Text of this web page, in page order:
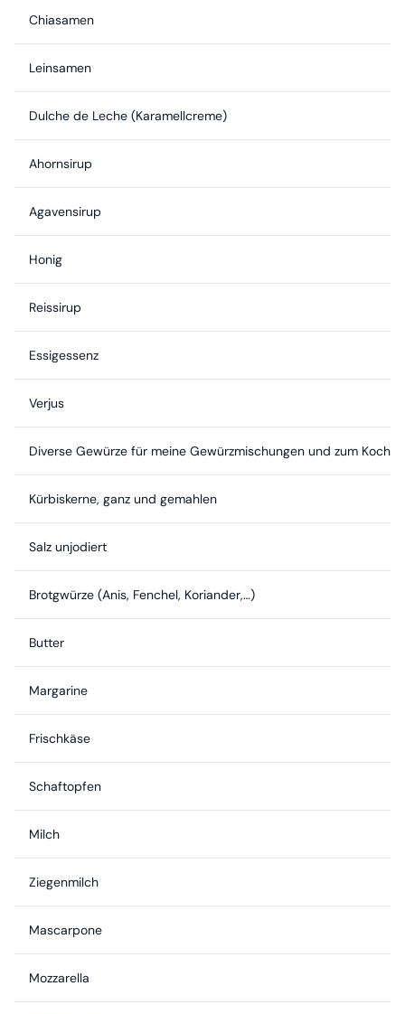
Chiasamen
Leinsamen
Dulche de Leche (Karamellcreme)
Ahornsirup
Agavensirup
Honig
Reissirup
Essigessenz
Verjus
Diverse Gewürze für meine Gewürzmischungen und zum
Kürbiskerne, ganz und gemahlen
Salz unjodiert
Brotgwürze (Anis, Fenchel, Koriander,…)
Butter
Margarine
Frischkäse
Schaftopfen
Milch
Ziegenmilch
Mascarpone
Mozzarella